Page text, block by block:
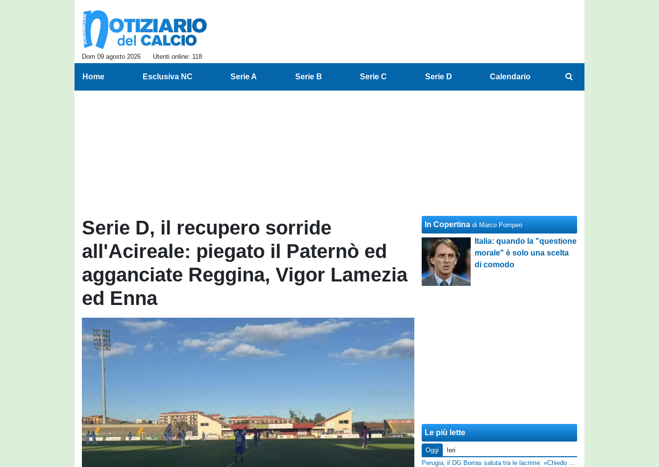
Dom 09 agosto 2026 Utenti online: 118
Home Esclusiva NC Serie A Serie B Serie C Serie D Calendario
Serie D, il recupero sorride
all'Acireale: piegato il Paternò ed
agganciate Reggina, Vigor Lamezia
ed Enna
In Copertina di Marco Pompeo
Italia: quando la "questione
morale" è solo una scelta
di comodo
Le più lette
Oggi
Ieri
Perugia, il DG Borras saluta tra le lacrime: «Chiedo scusa a tifosi e famiglia, Faroni ha perso tantissimi soldi»